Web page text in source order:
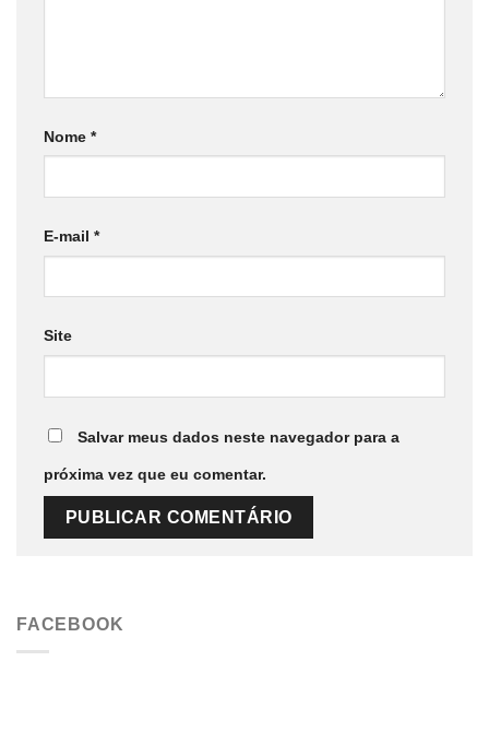
Nome *
E-mail *
Site
Salvar meus dados neste navegador para a
próxima vez que eu comentar.
FACEBOOK